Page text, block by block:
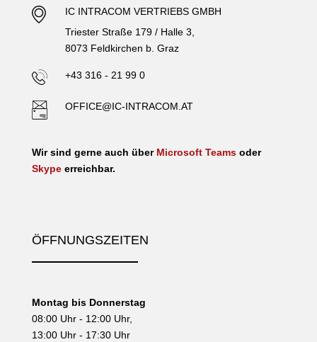
IC INTRACOM VERTRIEBS GMBH
Triester Straße 179 / Halle 3,
8073 Feldkirchen b. Graz
+43 316 - 21 99 0
OFFICE@IC-INTRACOM.AT
Wir sind gerne auch über Microsoft Teamsoder
Skypeerreichbar.
ÖFFNUNGSZEITEN
Montag bis Donnerstag
08:00 Uhr - 12:00 Uhr,
13:00 Uhr - 17:30 Uhr